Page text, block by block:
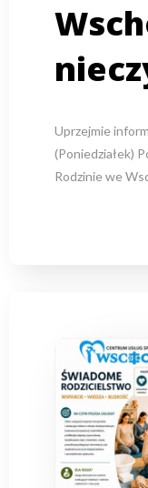
Uprzejmie
(Poniedziałek)
Rodzinie we